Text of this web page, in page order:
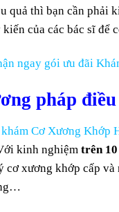
quả thì bạn cần phải
kiến của các bác sĩ để
ngay gói ưu đãi
pháp
Cơ Xương Khớp
kinh nghiệm trên
cơ xương khớp cấp